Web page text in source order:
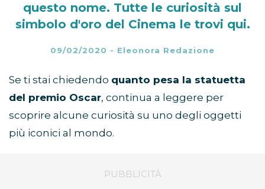
questo nome. Tutte le curiosità sul
simbolo d'oro del Cinema le trovi qui.
09/02/2020 - Eleonora Redazione
Se ti stai chiedendo quanto pesa la statuetta
del premio Oscar, continua a leggere per
scoprire alcune curiosità su uno degli oggetti
più iconici al mondo.